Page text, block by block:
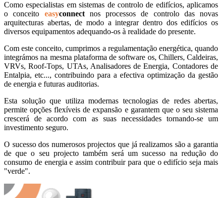
Como especialistas em sistemas de controlo de edifícios, aplicamos
o conceito easyconnectnos processos de controlo das novas
arquitecturas abertas, de modo a integrar dentro dos edifícios os
diversos equipamentos adequando-os à realidade do presente.
Com este conceito, cumprimos a regulamentação energética, quando
integrámos na mesma plataforma de software os, Chillers, Caldeiras,
VRVs, Roof-Tops, UTAs, Analisadores de Energia, Contadores de
Entalpia, etc..., contribuindo para a efectiva optimização da gestão
de energia e futuras auditorias.
Esta solução que utiliza modernas tecnologias de redes abertas,
permite opções flexíveis de expansão e garantem que o seu sistema
crescerá de acordo com as suas necessidades tornando-se um
investimento seguro.
O sucesso dos numerosos projectos que já realizamos são a garantia
de que o seu projecto também será um sucesso na redução do
consumo de energia e assim contribuir para que o edifício seja mais
"verde".